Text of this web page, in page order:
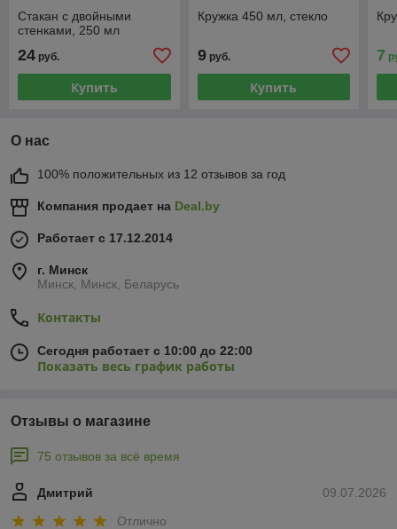
Стакан с двойными
стенками, 250 мл
24 руб.
Купить
Кружка 450 мл, стекло
9руб.
Купить
7
О нас
100% положительных из 12 отзывов за год
Компания продает на Deal.by
Работает с 17.12.2014
г. Минск
Минск, Минск, Беларусь
Контакты
Сегодня работает с 10:00 до 22:00
Показать весь график работы
Отзывы о магазине
75 отзывов за всё время
09.07.2026
Дмитрий
Отлично